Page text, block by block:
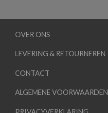
OVER ONS
LEVERING & RETOURNEREN
CONTACT
ALGEMENE VOORWAARDEN